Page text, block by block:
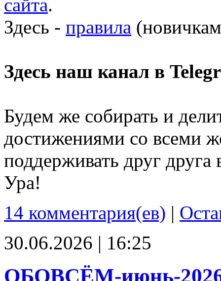
сайта.
Здесь - правила
Здесь наш канал в
Будем же собирать и
достижениями со всеми
поддерживать друг
Ура!
14 комментария(ев) |
30.06.2026 | 16:25
ОБОВСЁМ-июнь-